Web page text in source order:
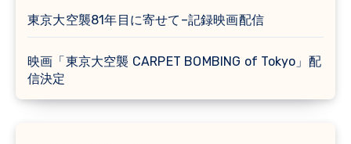
東京大空襲81年目に寄せて–記録映画配信
映画「東京大空襲 CARPET BOMBING of Tokyo」配
信決定